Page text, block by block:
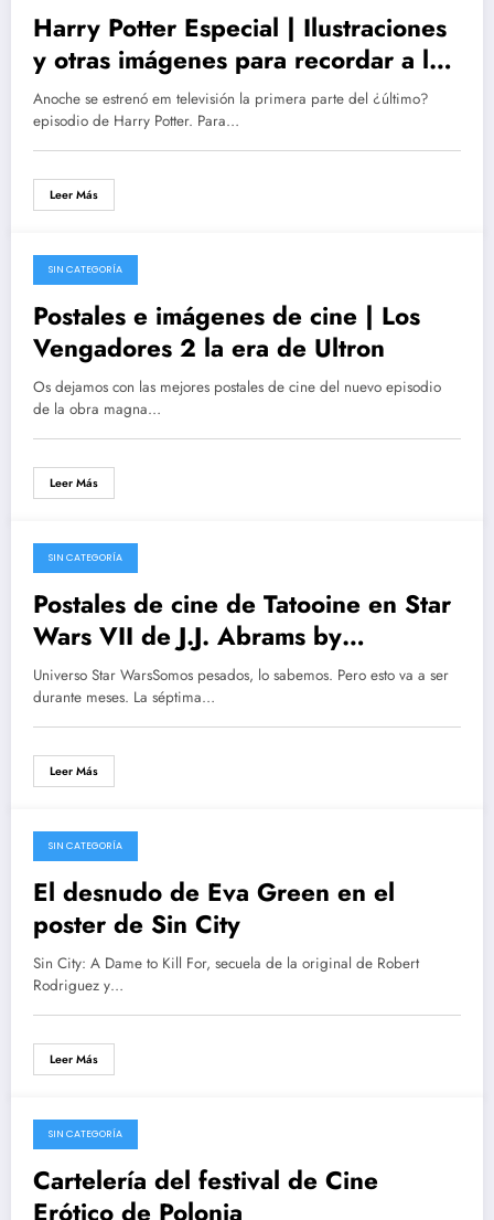
Harry Potter Especial | Ilustraciones
y otras imágenes para recordar a los
magos de Hogwarts
Anoche se estrenó em televisión la primera parte del ¿último?
episodio de Harry Potter. Para…
Leer Más
23/10/2014
SIN CATEGORÍA
Postales e imágenes de cine | Los
Vengadores 2 la era de Ultron
Os dejamos con las mejores postales de cine del nuevo episodio
de la obra magna…
Leer Más
03/06/2014
SIN CATEGORÍA
Postales de cine de Tatooine en Star
Wars VII de J.J. Abrams by
Cinematte | Halcón milenario
Universo Star WarsSomos pesados, lo sabemos. Pero esto va a ser
durante meses. La séptima…
Leer Más
30/05/2014
SIN CATEGORÍA
El desnudo de Eva Green en el
poster de Sin City
Sin City: A Dame to Kill For, secuela de la original de Robert
Rodriguez y…
Leer Más
14/01/2014
SIN CATEGORÍA
Cartelería del festival de Cine
Erótico de Polonia